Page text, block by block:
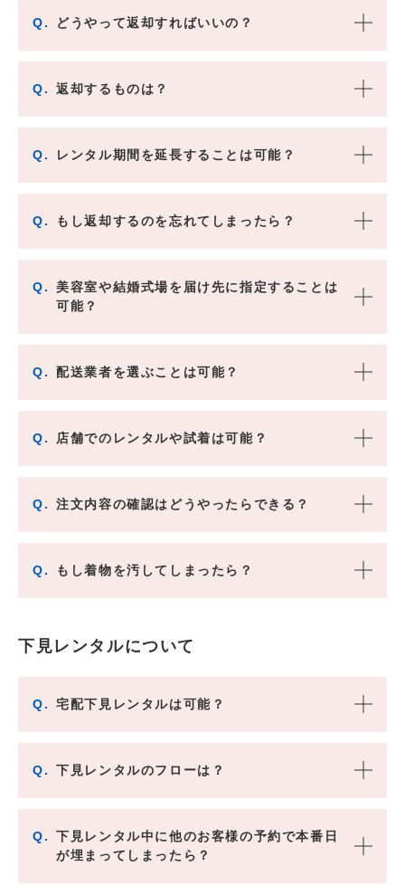
Q. どうやって返却すればいいの？
Q. 返却するものは？
Q. レンタル期間を延長することは可能？
Q. もし返却するのを忘れてしまったら？
Q.
美容室や結婚式場を届け先に指定することは
可能？
Q. 配送業者を選ぶことは可能？
Q. 店舗でのレンタルや試着は可能？
Q. 注文内容の確認はどうやったらできる？
Q. もし着物を汚してしまったら？
下見レンタルについて
Q. 宅配下見レンタルは可能？
Q. 下見レンタルのフローは？
Q.
下見レンタル中に他のお客様の予約で本番日
が埋まってしまったら？